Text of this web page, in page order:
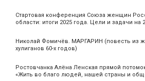
Стартовая конференция Союза женщин
области: итоги 2025 года. Цели и задачи на
Николай Фомичёв. МАРГАРИН (повесть из
хулиганов 60-х годов)
Ростовчанка Алёна Ленская прямой
«Жить во благо людей, нашей страны и